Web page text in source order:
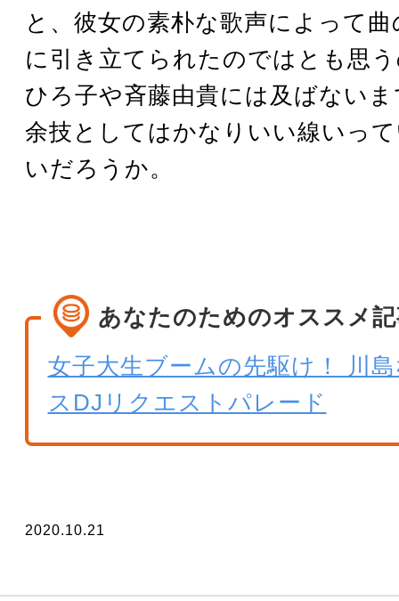
と、彼女の素朴な歌声によって
に引き立てられたのではとも思
ひろ子や斉藤由貴には及ばない
余技としてはかなりいい線いっ
いだろうか。
あなたのためのオススメ
女子大生ブームの先駆け！ 川
スDJリクエストパレード
2020.10.21